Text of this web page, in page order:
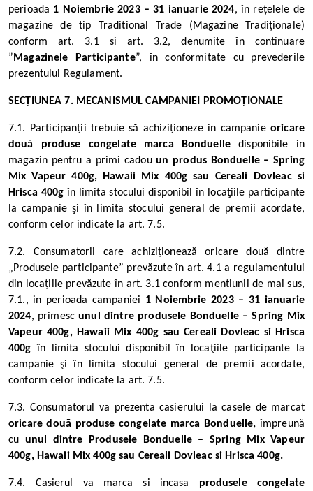
perioada 1 Noiembrie 2023 – 31 ianuarie 2024, în rețelele de
magazine de tip Traditional Trade (Magazine Tradiționale)
conform art. 3.1 si art. 3.2, denumite în continuare
”Magazinele Participante”, în conformitate cu prevederile
prezentului Regulament.
SECȚIUNEA 7. MECANISMUL CAMPANIEI PROMOȚIONALE
7.1. Participanții trebuie să achiziționeze in campanieoricare
două produse congelate marca Bonduelle disponibile in
magazin pentru a primi cadouun produs Bonduelle – Spring
Mix Vapeur 400g, Hawaii Mix 400g sau Cereali Dovleac si
Hrisca 400gîn limita stocului disponibilîn locaţiile participante
la campanie şi în limita stocului general de premii acordate,
conform celor indicate la art. 7.5.
7.2. Consumatorii care achiziționează oricare două dintre
„Produsele participante” prevăzute în art. 4.1 a regulamentului
din locațiile prevăzute în art. 3.1 conform mentiunii de mai sus,
7.1., in perioada campaniei 1 Noiembrie 2023 – 31 ianuarie
2024, primescunul dintre produsele Bonduelle – Spring Mix
Vapeur 400g, Hawaii Mix 400g sau Cereali Dovleac si Hrisca
400gîn limita stocului disponibil în locaţiile participante la
campanie şi în limita stocului general de premii acordate,
conform celor indicate la art. 7.5.
7.3. Consumatorul va prezenta casierului la casele de marcat
oricare două produse congelate marca Bonduelle, împreună
cu unul dintre Produsele Bonduelle – Spring Mix Vapeur
400g, Hawaii Mix 400g sau Cereali Dovleac si Hrisca 400g.
7.4. Casierul va marca si incasa produsele congelate